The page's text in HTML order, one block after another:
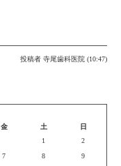
投稿者 寺尾歯科医院 (10:47)
金 土
日
1
2
7 8 9